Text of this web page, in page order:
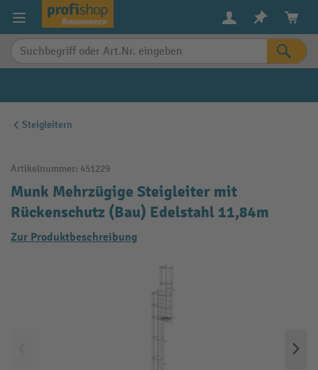
springen
Steigleitern
Artikelnummer: 451229
Munk Mehrzügige Steigleiter mit
Rückenschutz (Bau) Edelstahl 11,84m
Zur Produktbeschreibung